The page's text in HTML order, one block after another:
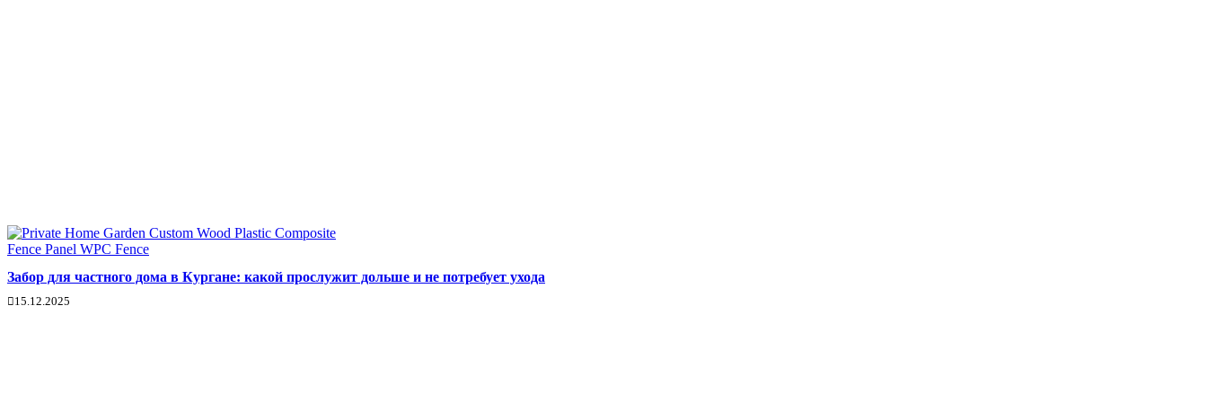
Забор для частного дома в Кургане: какой прослужит дольше и не потребует ухода
15.12.2025